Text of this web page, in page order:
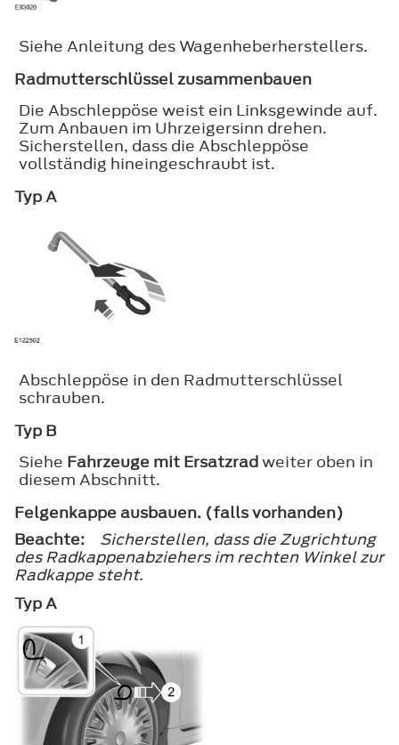
Siehe Anleitung des Wagenheberherstellers.
Radmutterschlüssel zusammenbauen
Die Abschleppöse weist ein Linksgewinde auf.
Zum Anbauen im Uhrzeigersinn drehen.
Sicherstellen, dass die Abschleppöse
vollständig hineingeschraubt ist.
Typ A
Abschleppöse in den Radmutterschlüssel
schrauben.
Typ B
Siehe Fahrzeuge mit Ersatzradweiter oben in
diesem Abschnitt.
Felgenkappe ausbauen. (falls vorhanden)
Beachte:
Sicherstellen, dass die Zugrichtung
des Radkappenabziehers im rechten Winkel zur
Radkappe steht.
Typ A